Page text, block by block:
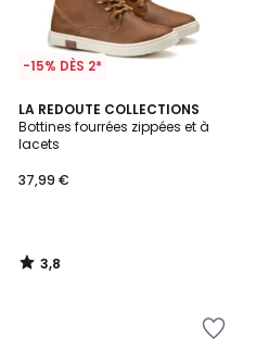
-15% DÈS 2*
LA REDOUTE COLLECTIONS
Bottines fourrées zippées et à
lacets
37,99 €
3,8
/ 5
3,8
/